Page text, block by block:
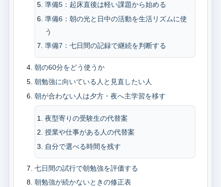
準備5：起床直後は軽い課題から始める
準備6：朝の光と日中の活動を生活リズムに使
う
準備7：七日間の記録で継続を判断する
朝の60分をどう使うか
朝勉強に向いている人と見直したい人
朝が合わない人は夕方・夜へ主学習を移す
夜型寄りの受験生の代替案
授業や仕事がある人の代替案
自分で選べる時間を残す
七日間の試行で朝勉強を評価する
朝勉強が続かないときの修正表